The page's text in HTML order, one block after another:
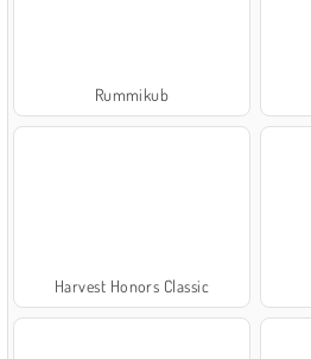
Rummikub
Harvest Honors Classic